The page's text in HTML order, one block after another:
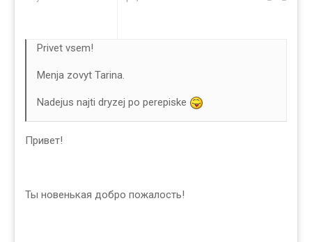
Privet vsem!
Menja zovyt Tarina.
Nadejus najti dryzej po perepiske
Привет!
Ты новенькая добро пожалость!